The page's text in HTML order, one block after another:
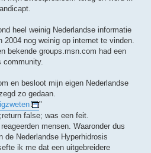
heel weinig Nederlandse informatie
nog weinig op internet te vinden.
bekende groups.msn.com had een
community.
en besloot mijn eigen Nederlandse
zo gedaan.
"
false; was een feit.
mensen. Waaronder dus
de Nederlandse Hyperhidrosis
ik me dat een uitgebreidere